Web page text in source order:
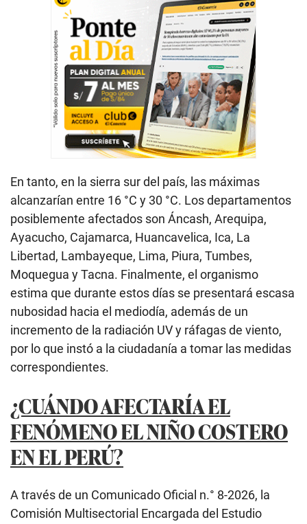
En tanto, en la sierra sur del país, las máximas
alcanzarían entre 16 °C y 30 °C. Los departamentos
posiblemente afectados son Áncash, Arequipa,
Ayacucho, Cajamarca, Huancavelica, Ica, La
Libertad, Lambayeque, Lima, Piura, Tumbes,
Moquegua y Tacna. Finalmente, el organismo
estima que durante estos días se presentará escasa
nubosidad hacia el mediodía, además de un
incremento de la radiación UV y ráfagas de viento,
por lo que instó a la ciudadanía a tomar las medidas
correspondientes.
¿CUÁNDO AFECTARÍA EL
FENÓMENO EL NIÑO COSTERO
EN EL PERÚ?
A través de un Comunicado Oficial n.° 8-2026, la
Comisión Multisectorial Encargada del Estudio